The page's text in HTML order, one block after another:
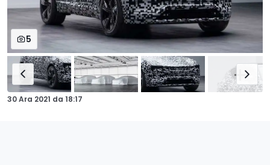
5
30 Ara 2021 da 18:17